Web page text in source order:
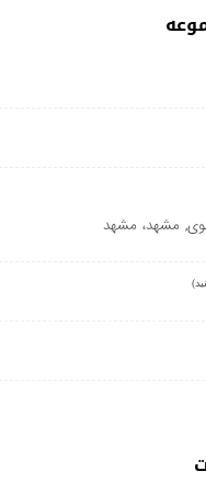
, مشهد، مشهد